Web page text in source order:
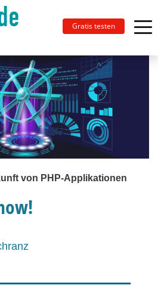
Gratis testen
von PHP-Applikationen